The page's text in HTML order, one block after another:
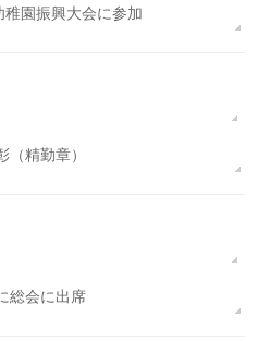
園振興大会に参加
精勤章）
総会に出席